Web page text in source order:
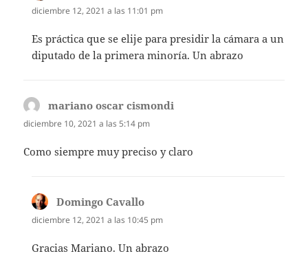
diciembre 12, 2021 a las 11:01 pm
Es práctica que se elije para presidir la cámara a un
diputado de la primera minoría. Un abrazo
mariano oscar cismondi
diciembre 10, 2021 a las 5:14 pm
Como siempre muy preciso y claro
Domingo Cavallo
diciembre 12, 2021 a las 10:45 pm
Gracias Mariano. Un abrazo